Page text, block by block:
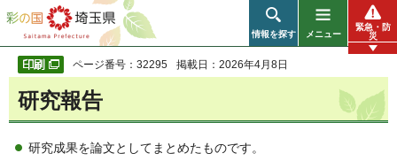
彩の国 埼玉県
情報を探す メニュー
緊急・防
災
ページ番号：32295 掲載日：2026年4月8日
研究報告
研究成果を論文としてまとめたものです。